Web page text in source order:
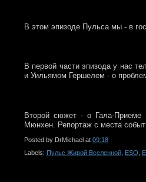
В этом эпизоде Пульса мы - в
В первой части эпизода у нас
и Уильямом Гершелем - о
Второй сюжет - о Гала-Приеме
Мюнхен. Репортаж с места
Posted by DrMichael at 09:18
Labels: Пульс Живой Вселенной, ESO